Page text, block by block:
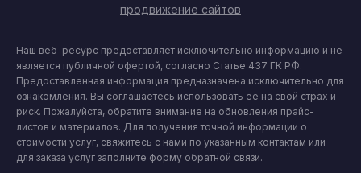
продвижение сайтов
Наш веб-ресурс предоставляет исключительно информацию и не
является публичной офертой, согласно Статье 437 ГК РФ.
Предоставленная информация предназначена исключительно для
ознакомления. Вы соглашаетесь использовать ее на свой страх и
риск. Пожалуйста, обратите внимание на обновления прайс-
листов и материалов. Для получения точной информации о
стоимости услуг, свяжитесь с нами по указанным контактам или
для заказа услуг заполните форму обратной связи.